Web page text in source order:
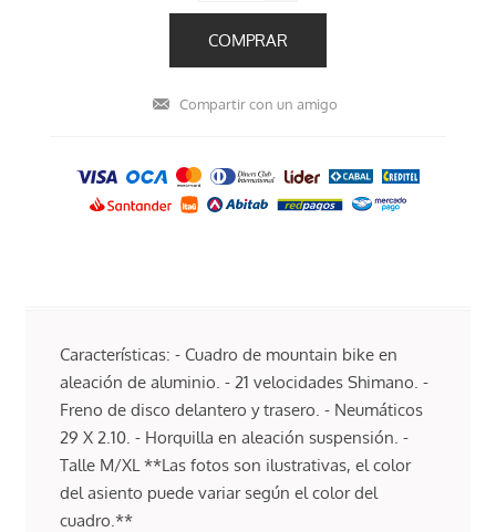
Características: - Cuadro de mountain bike en
aleación de aluminio. - 21 velocidades Shimano. -
Freno de disco delantero y trasero. - Neumáticos
29 X 2.10. - Horquilla en aleación suspensión. -
Talle M/XL **Las fotos son ilustrativas, el color
del asiento puede variar según el color del
cuadro.**